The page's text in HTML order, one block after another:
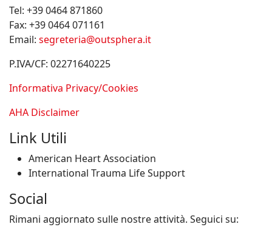
Tel: +39 0464 871860
Fax: +39 0464 071161
Email: segreteria@outsphera.it
P.IVA/CF: 02271640225
Informativa Privacy/Cookies
AHA Disclaimer
Link Utili
American Heart Association
International Trauma Life Support
Social
Rimani aggiornato sulle nostre attività. Seguici su: